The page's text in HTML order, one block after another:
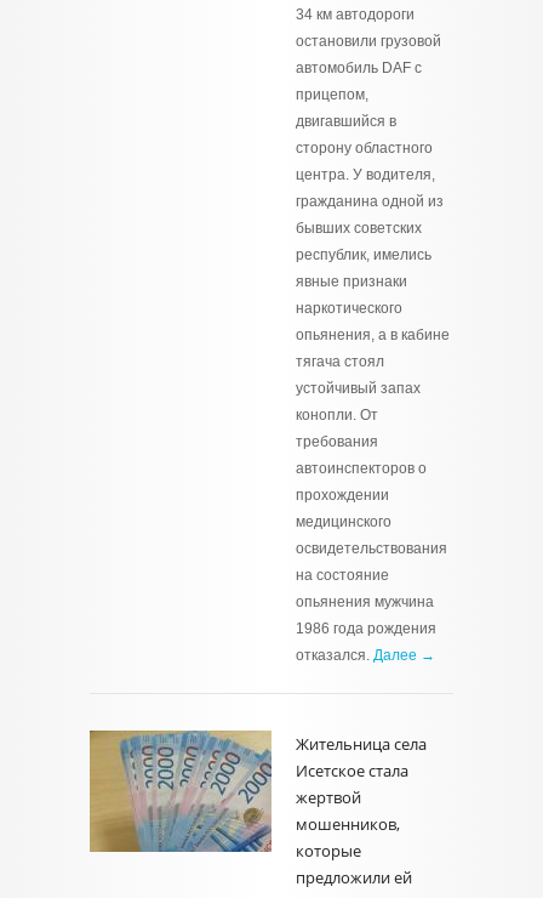
34 км автодороги
остановили грузовой
автомобиль DAF с
прицепом,
двигавшийся в
сторону областного
центра. У водителя,
гражданина одной из
бывших советских
республик, имелись
явные признаки
наркотического
опьянения, а в кабине
тягача стоял
устойчивый запах
конопли. От
требования
автоинспекторов о
прохождении
медицинского
освидетельствования
на состояние
опьянения мужчина
1986 года рождения
отказался. Далее →
Жительница села
Исетское стала
жертвой
мошенников,
которые
предложили ей